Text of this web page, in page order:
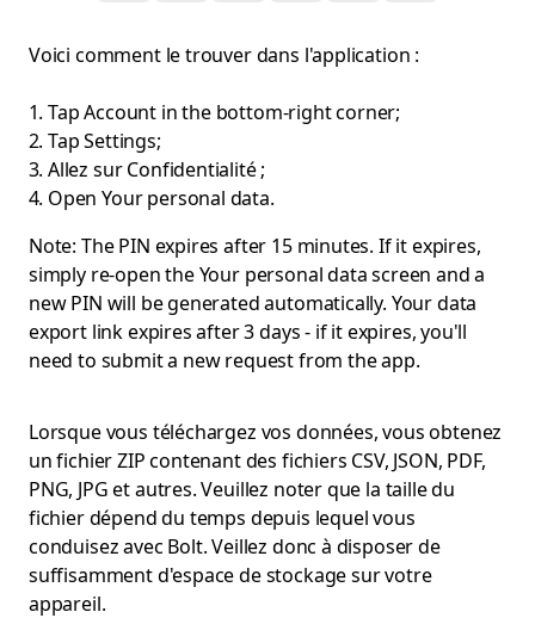
Voici comment le trouver dans l'application :
Tap Account in the bottom-right corner;
Tap Settings;
Allez sur Confidentialité ;
Open Your personal data.
Note: The PIN expires after 15 minutes. If it expires,
simply re-open the Your personal data screen and a
new PIN will be generated automatically. Your data
export link expires after 3 days - if it expires, you'll
need to submit a new request from the app.
Lorsque vous téléchargez vos données, vous obtenez
un fichier ZIP contenant des fichiers CSV, JSON, PDF,
PNG, JPG et autres. Veuillez noter que la taille du
fichier dépend du temps depuis lequel vous
conduisez avec Bolt. Veillez donc à disposer de
suffisamment d'espace de stockage sur votre
appareil.